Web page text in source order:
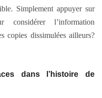
Simplement appuyer sur
l’information
copies dissimulées ailleurs?
dans l’histoire de